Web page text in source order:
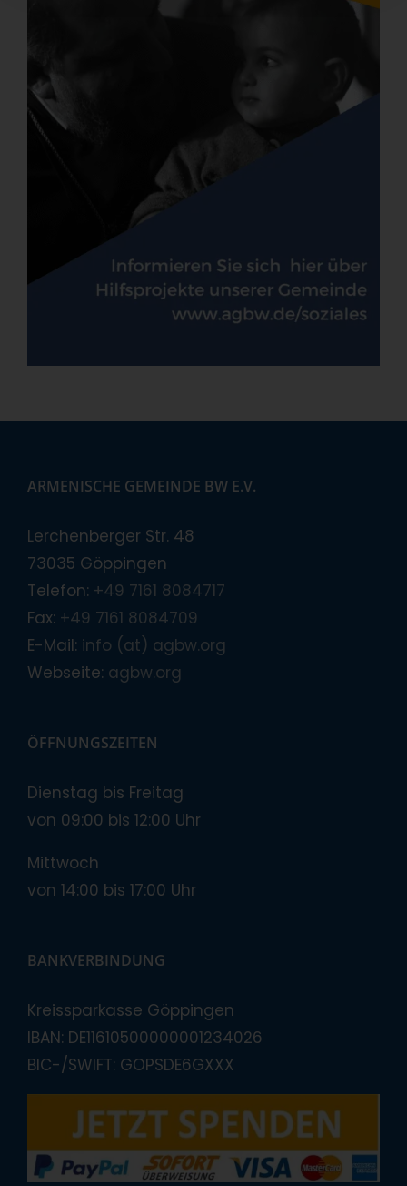
ARMENISCHE GEMEINDE BW E.V.
Lerchenberger Str. 48
73035 Göppingen
Telefon: +49 7161 8084717
Fax: +49 7161 8084709
E-Mail: info (at) agbw.org
Webseite: agbw.org
ÖFFNUNGSZEITEN
Dienstag bis Freitag
von 09:00 bis 12:00 Uhr
Mittwoch
von 14:00 bis 17:00 Uhr
BANKVERBINDUNG
Kreissparkasse Göppingen
IBAN: DE11610500000001234026
BIC-/SWIFT: GOPSDE6GXXX